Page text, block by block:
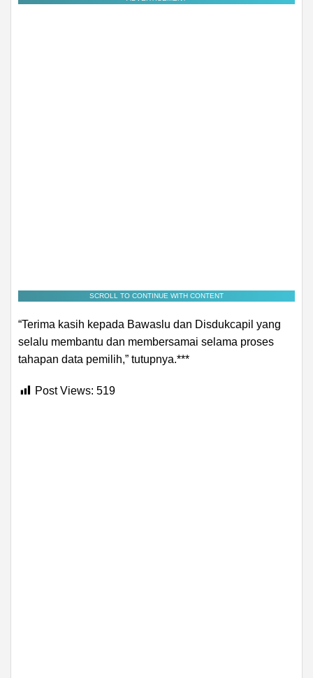
SCROLL TO CONTINUE WITH CONTENT
“Terima kasih kepada Bawaslu dan Disdukcapil yang
selalu membantu dan membersamai selama proses
tahapan data pemilih,” tutupnya.***
Post Views: 519